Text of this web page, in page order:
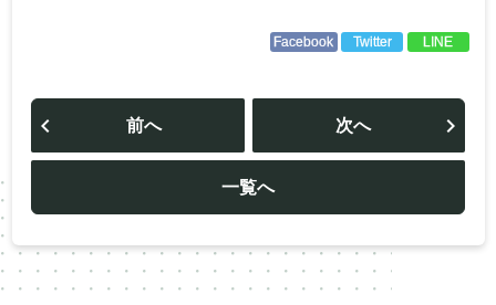
Facebook Twitter LINE
投
ビ
ー
シ
ョ
前へ
一覧へ
次へ